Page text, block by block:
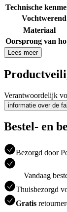
Technische
Vochtwerend
Materiaal
Oorsprong van
Lees meer
Verantwoordelijk
informatie over de
Bestel- en
Bezorgd door
Vandaag
Thuisbezorgd
Gratis